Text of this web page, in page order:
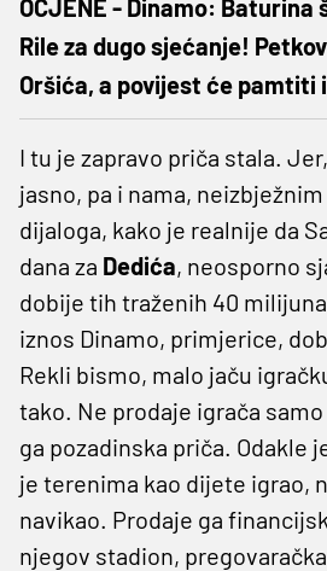
OCJENE - Dinamo: Baturina
Rile za dugo sjećanje!
Oršića, a povijest će pamtiti
I tu je zapravo priča stala.
jasno, pa i nama,
dijaloga, kako je realnije da
dana za Dedića, neosporno
dobije tih traženih 40
iznos Dinamo, primjerice,
Rekli bismo, malo jaču
tako. Ne prodaje igrača
ga pozadinska priča. Odakle
je terenima kao dijete igrao,
navikao. Prodaje ga
njegov stadion,